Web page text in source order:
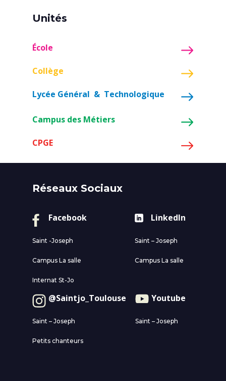
Unités
École
Collège
Lycée Général & Technologique
Campus des Métiers
CPGE
Réseaux Sociaux
Facebook
Saint -Joseph
Campus La salle
Internat St-Jo
LinkedIn
Saint – Joseph
Campus La salle
@Saintjo_Toulouse
Saint – Joseph
Petits chanteurs
Youtube
Saint – Joseph